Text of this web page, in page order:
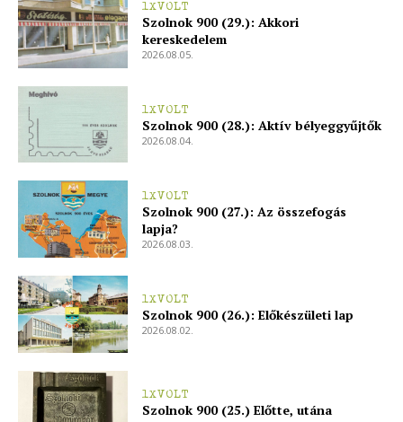
1XVOLT
Szolnok 900 (29.): Akkori
kereskedelem
2026.08.05.
1XVOLT
Szolnok 900 (28.): Aktív bélyeggyűjtők
2026.08.04.
1XVOLT
Szolnok 900 (27.): Az összefogás
lapja?
2026.08.03.
1XVOLT
Szolnok 900 (26.): Előkészületi lap
2026.08.02.
1XVOLT
Szolnok 900 (25.) Előtte, utána